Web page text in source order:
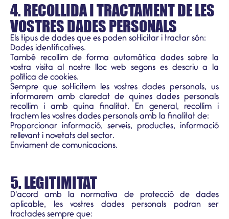
4. RECOLLIDA I TRACTAMENT DE LES
VOSTRES DADES PERSONALS
Els tipus de dades que es poden sol·licitar i tractar són:
Dades identificatives.
També recollim de forma automàtica dades sobre la
vostra visita al nostre lloc web segons es descriu a la
política de cookies.
Sempre que sol·licitem les vostres dades personals, us
informarem amb claredat de quines dades personals
recollim i amb quina finalitat. En general, recollim i
tractem les vostres dades personals amb la finalitat de:
Proporcionar informació, serveis, productes, informació
rellevant i novetats del sector.
Enviament de comunicacions.
5. LEGITIMITAT
D'acord amb la normativa de protecció de dades
aplicable, les vostres dades personals podran ser
tractades sempre que: